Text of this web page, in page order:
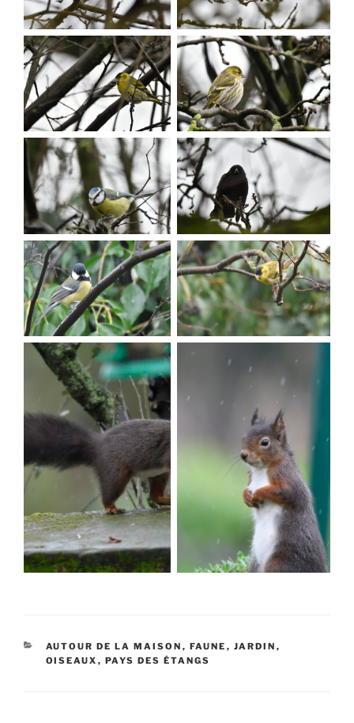
CATÉGORIES
AUTOUR DE LA MAISON , FAUNE , JARDIN ,
OISEAUX , PAYS DES ÉTANGS